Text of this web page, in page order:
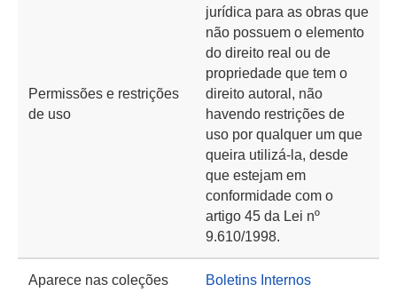
Permissões e restrições
de uso
jurídica para as obras que
não possuem o elemento
do direito real ou de
propriedade que tem o
direito autoral, não
havendo restrições de
uso por qualquer um que
queira utilizá-la, desde
que estejam em
conformidade com o
artigo 45 da Lei nº
9.610/1998.
Aparece nas coleções Boletins Internos